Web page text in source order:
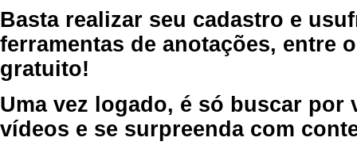
Basta realizar seu cadastro e
ferramentas de anotações, entre
gratuito!
Uma vez logado, é só buscar por
vídeos e se surpreenda com